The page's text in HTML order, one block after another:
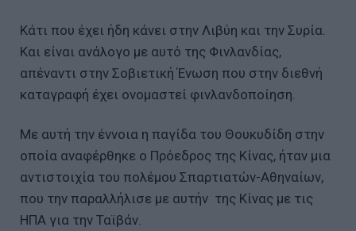
Κάτι που έχει ήδη κάνει στην Λιβύη και την Συρία.
Και είναι ανάλογο με αυτό της Φινλανδίας,
απέναντι στην Σοβιετική Ένωση που στην διεθνή
καταγραφή έχει ονομαστεί φινλανδοποίηση.
Με αυτή την έννοια η παγίδα του Θουκυδίδη στην
οποία αναφέρθηκε ο Πρόεδρος της Κίνας, ήταν μια
αντιστοιχία του πολέμου Σπαρτιατών-Αθηναίων,
που την παραλλήλισε με αυτήν της Κίνας με τις
ΗΠΑ για την Ταϊβάν.